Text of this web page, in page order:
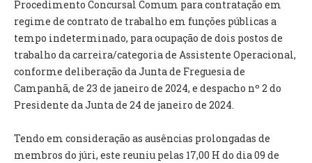
ATAS E DOCUMENTOS DA ASSEMBLEIA
EDITAIS
REGULAMENTOS E TAXAS
PLANO E ORÇAMENTO
RELATÓRIO E CONTAS
INVENTÁRIO
RECRUTAMENTO PESSOAL
ORÇAMENTO COLABORATIVO
FUNDO DE APOIO AO ASSOCIATIVISMO
Procedimento Concursal Comum para contratação em
regime de contrato de trabalho em funções públicas a
tempo indeterminado, para ocupação de dois postos de
trabalho da carreira/categoria de Assistente Operacional,
conforme deliberação da Junta de Freguesia de
Campanhã, de 23 de janeiro de 2024, e despacho nº 2 do
Presidente da Junta de 24 de janeiro de 2024.
Tendo em consideração as ausências prolongadas de
membros do júri, este reuniu pelas 17,00 H do dia 09 de